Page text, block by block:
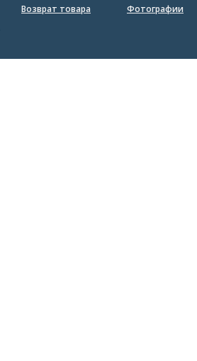
Возврат товара
Фотографии